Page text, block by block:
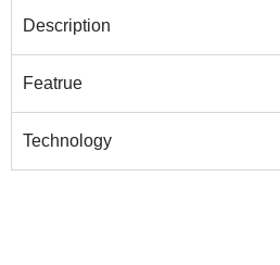
Description
Featrue
Technology